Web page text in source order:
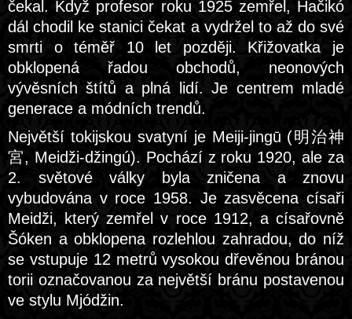
čekal. Když profesor roku 1925 zemřel, Hačikó
dál chodil ke stanici čekat a vydržel to až do své
smrti o téměř 10 let později. Křižovatka je
obklopená řadou obchodů, neonových
vývěsních štítů a plná lidí. Je centrem mladé
generace a módních trendů.
Největší tokijskou svatyní je Meiji-jingū (明治神
宮, Meidži-džingú). Pochází z roku 1920, ale za
2. světové války byla zničena a znovu
vybudována v roce 1958. Je zasvěcena císaři
Meidži, který zemřel v roce 1912, a císařovně
Šóken a obklopena rozlehlou zahradou, do níž
se vstupuje 12 metrů vysokou dřevěnou bránou
torii označovanou za největší bránu postavenou
ve stylu Mjódžin.